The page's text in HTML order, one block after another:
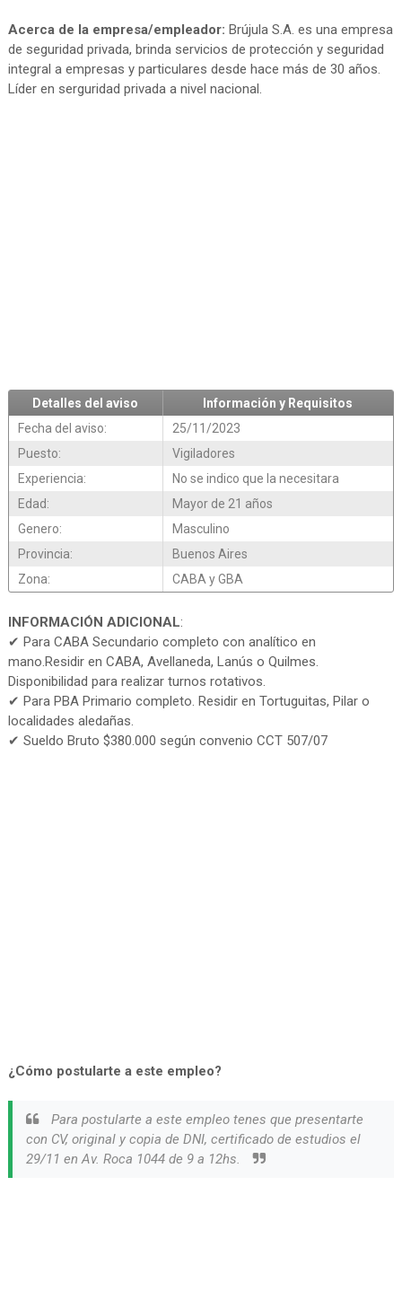
Acerca de la empresa/empleador: Brújula S.A. es una empresa
de seguridad privada, brinda servicios de protección y seguridad
integral a empresas y particulares desde hace más de 30 años.
Líder en serguridad privada a nivel nacional.
Detalles del aviso
Información y Requisitos
Fecha del aviso:
25/11/2023
Puesto:
Vigiladores
Experiencia:
No se indico que la necesitara
Edad:
Mayor de 21 años
Genero:
Masculino
Provincia:
Buenos Aires
Zona:
CABA y GBA
INFORMACIÓN ADICIONAL:
✔ Para CABA Secundario completo con analítico en
mano.Residir en CABA, Avellaneda, Lanús o Quilmes.
Disponibilidad para realizar turnos rotativos.
✔ Para PBA Primario completo. Residir en Tortuguitas, Pilar o
localidades aledañas.
✔ Sueldo Bruto $380.000 según convenio CCT 507/07
¿Cómo postularte a este empleo?
Para postularte a este empleo tenes que presentarte
con CV, original y copia de DNI, certificado de estudios el
29/11 en Av. Roca 1044 de 9 a 12hs.